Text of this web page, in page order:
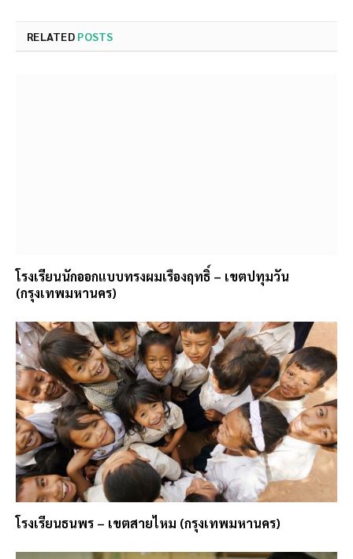
RELATED POSTS
โรงเรียนนักออกแบบทรงผมเรืองฤทธิ์ – เขตปทุมวัน
(กรุงเทพมหานคร)
โรงเรียนธนพร – เขตสายไหม (กรุงเทพมหานคร)